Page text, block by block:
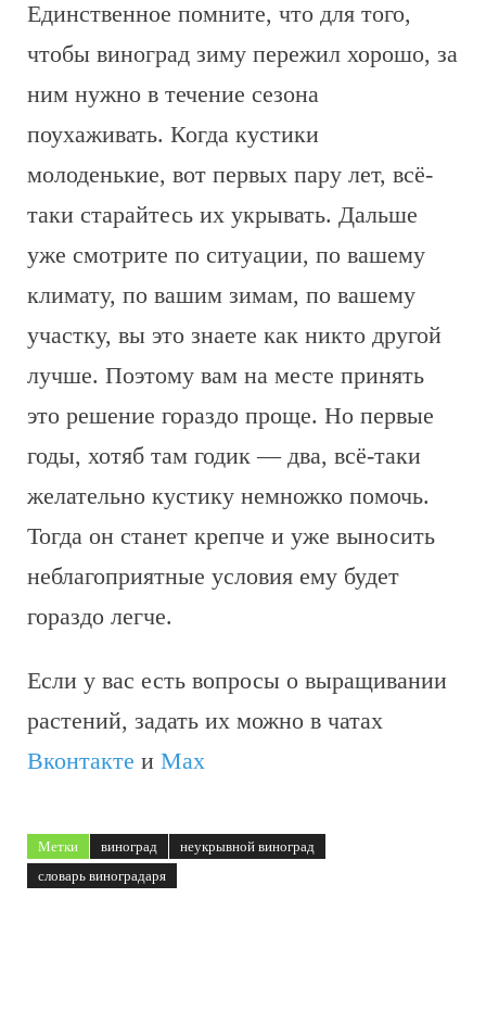
Единственное помните, что для того,
чтобы виноград зиму пережил хорошо, за
ним нужно в течение сезона
поухаживать. Когда кустики
молоденькие, вот первых пару лет, всё-
таки старайтесь их укрывать. Дальше
уже смотрите по ситуации, по вашему
климату, по вашим зимам, по вашему
участку, вы это знаете как никто другой
лучше. Поэтому вам на месте принять
это решение гораздо проще. Но первые
годы, хотяб там годик — два, всё-таки
желательно кустику немножко помочь.
Тогда он станет крепче и уже выносить
неблагоприятные условия ему будет
гораздо легче.
Если у вас есть вопросы о выращивании
растений, задать их можно в чатах
Вконтакте и Max
Метки виноград
неукрывной виноград
словарь виноградаря